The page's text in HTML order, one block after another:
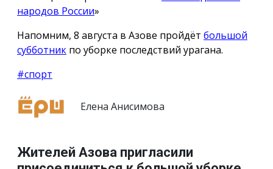
народов России»
Напомним, 8 августа в Азове пройдёт большой
субботник по уборке последствий урагана.
#спорт
Елена Анисимова
Жителей Азова пригласили